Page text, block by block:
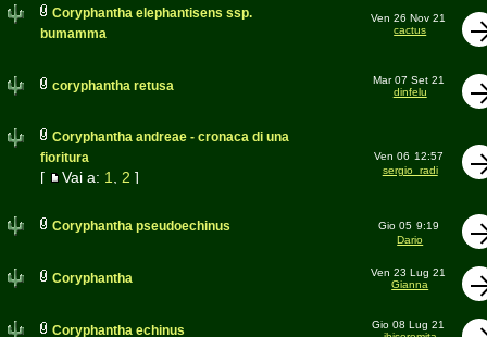
Coryphantha elephantisens ssp.
bumamma
Ven 26 Nov 21
cactus
coryphantha retusa
Mar 07 Set 21
dinfelu
Coryphantha andreae - cronaca di una
fioritura
[ Vai a: 1 2 ]
Ven 06 12:57
sergio_radi
Coryphantha pseudoechinus Gio 05 9:19
Dario
Coryphantha
Ven 23 Lug 21
Gianna
Coryphantha echinus
Gio 08 Lug 21